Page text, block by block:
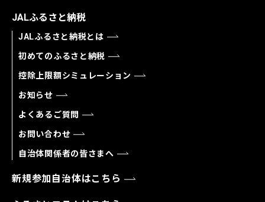
JALふるさと納税
JALふるさと納税とは
初めてのふるさと納税
控除上限額シミュレーション
お知らせ
よくあるご質問
お問い合わせ
自治体関係者の皆さまへ
新規参加自治体はこちら